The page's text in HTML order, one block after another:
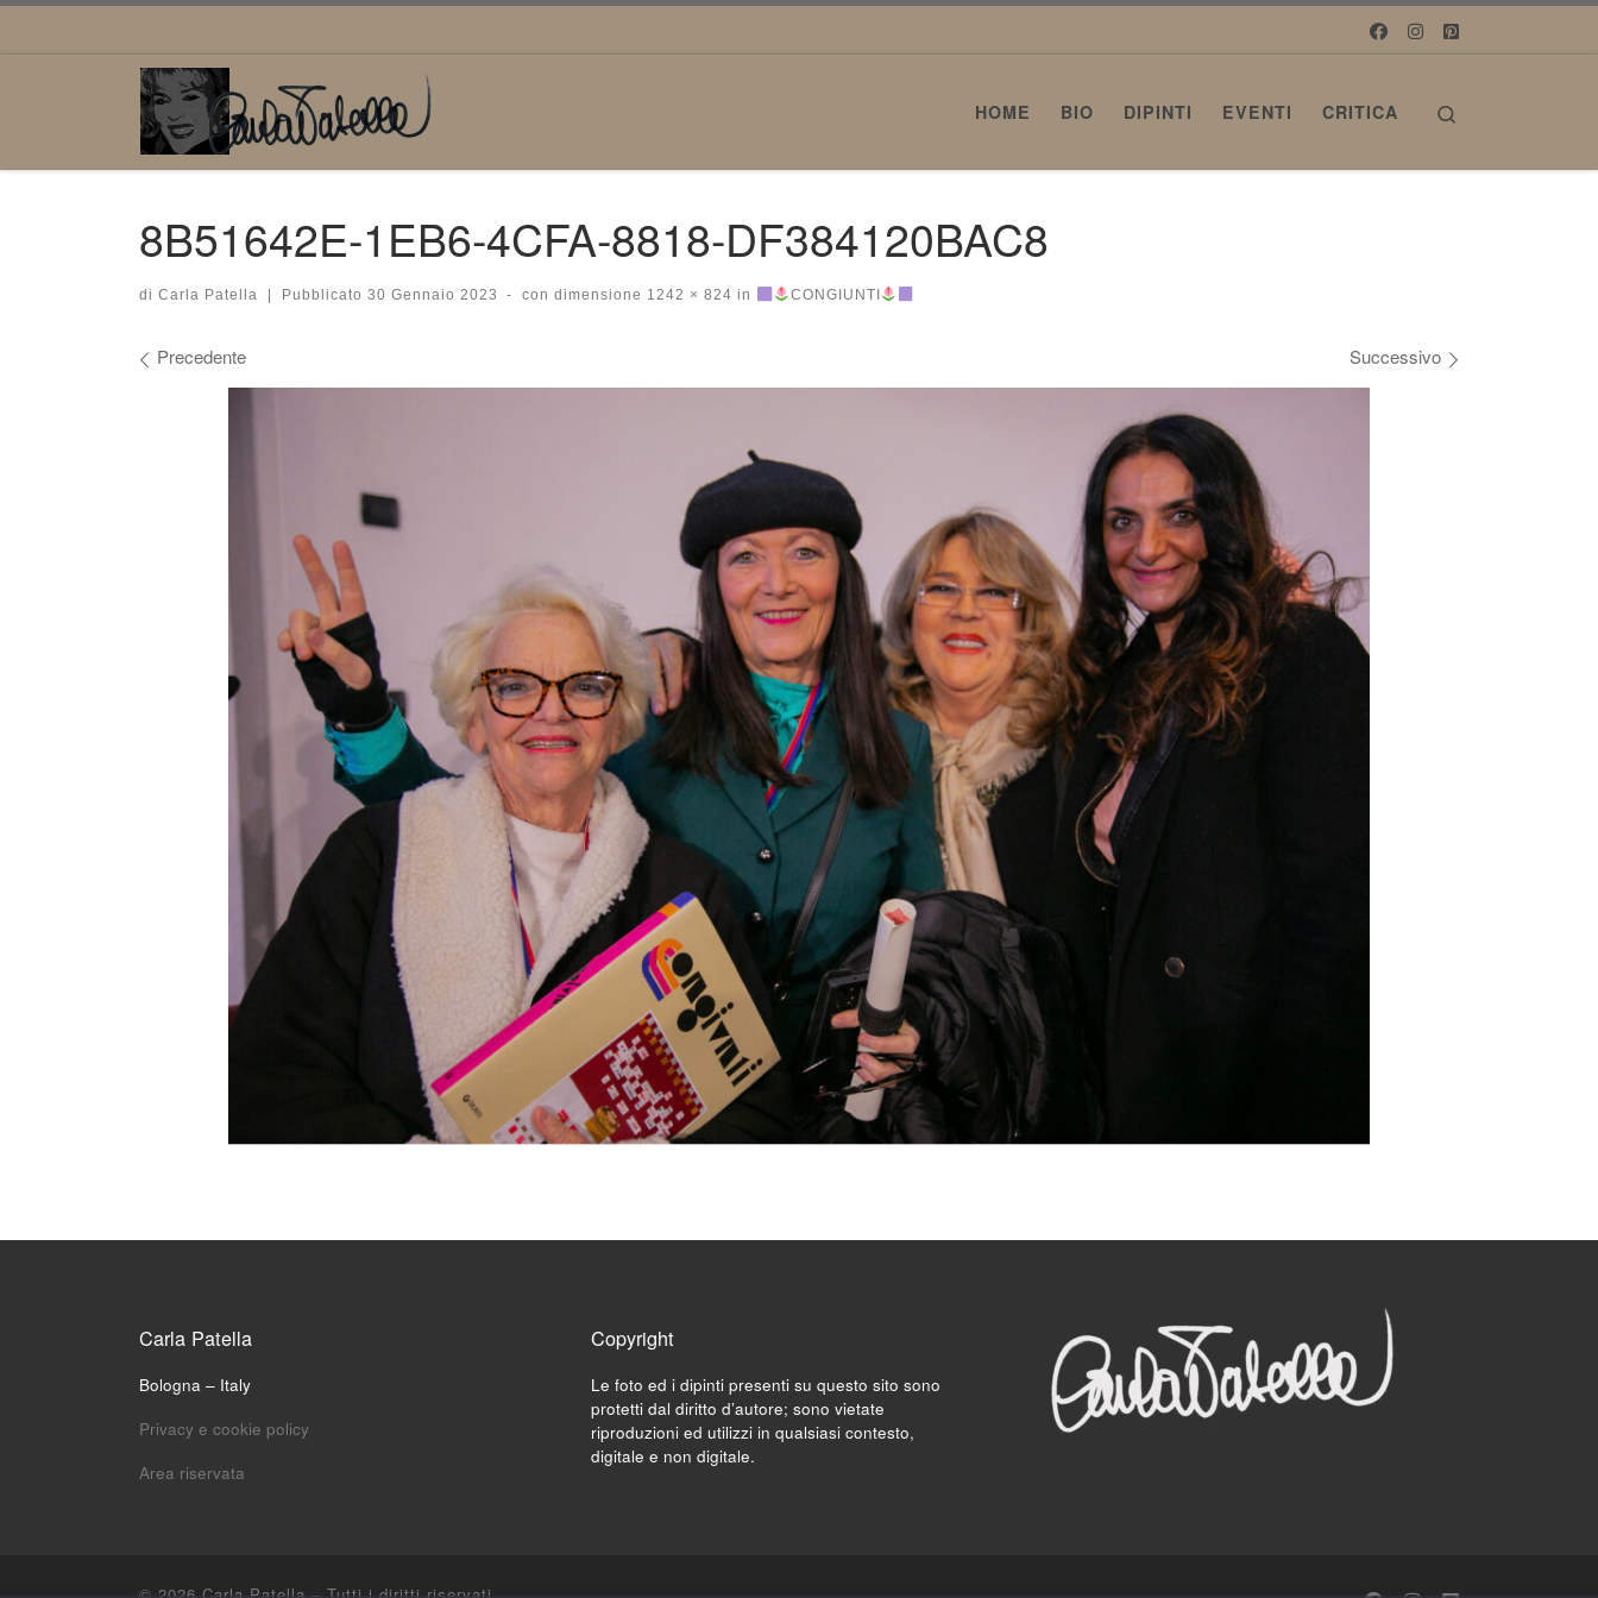
HOME BIO DIPINTI EVENTI CRITICA
8B51642E-1EB6-4CFA-8818-DF384120BAC8
di Carla Patella Pubblicato 30 Gennaio 2023 - con dimensione 1242 × 824 in CONGIUNTI
Navigazione immagini
Precedente Successivo
Carla Patella
Bologna – Italy
Privacy e cookie policy
Area riservata
Copyright
Le foto ed i dipinti presenti su questo sito sono
protetti dal diritto d’autore; sono vietate
riproduzioni ed utilizzi in qualsiasi contesto,
digitale e non digitale.